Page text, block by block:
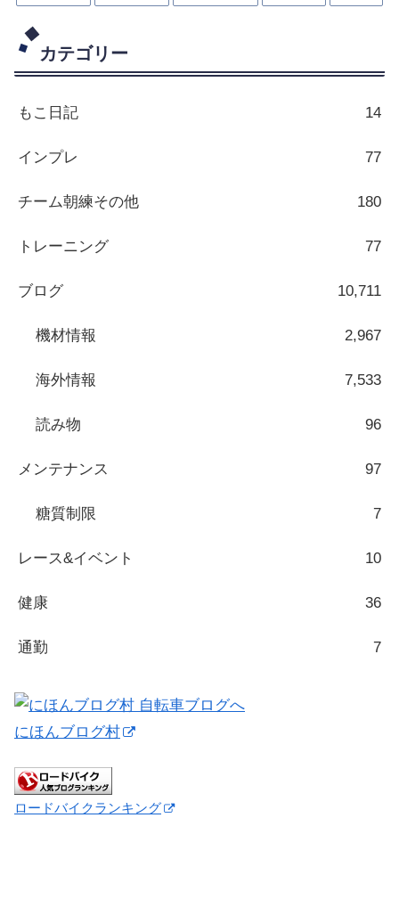
カテゴリー
もこ日記 14
インプレ 77
チーム朝練その他 180
トレーニング 77
ブログ 10,711
機材情報 2,967
海外情報 7,533
読み物 96
メンテナンス 97
糖質制限 7
レース&イベント 10
健康 36
通勤 7
にほんブログ村
ロードバイクランキング